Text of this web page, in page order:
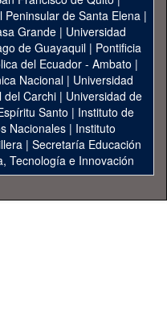
Peninsular de Santa Elena|
Grande | Universidad
de Guayaquil| Pontificia
del Ecuador - Ambato |
Nacional| Universidad
del Carchi| Universidad de
Santo | Instituto de
Nacionales | Instituto
| Secretaría Educación
Tecnología e Innovación